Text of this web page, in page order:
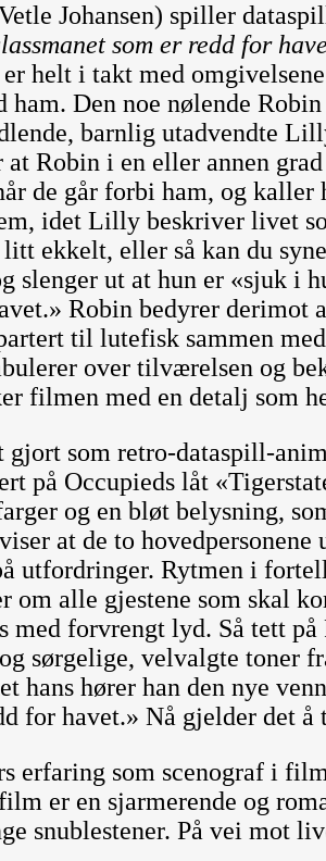
Johansen) spiller
som er redd for
helt i takt med
Den noe nølende
barnlig utadvendte
at Robin i en eller annen
de går forbi ham, og
idet Lilly beskriver livet
ekkelt, eller så kan du
slenger ut at hun er «sjuk
Robin bedyrer
til lutefisk sammen
over tilværelsen og
filmen med en detalj som
gjort som retro-dataspill-
på Occupieds låt
og en bløt belysning,
at de to
utfordringer. Rytmen i
alle gjestene som skal
med forvrengt lyd. Så tett
sørgelige, velvalgte toner
hans hører han den nye
for havet.» Nå gjelder det å
erfaring som scenograf i
er en sjarmerende og
snublestener. På vei mot